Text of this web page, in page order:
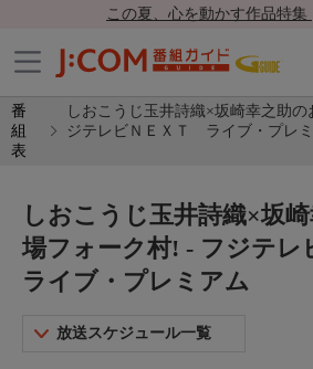
この夏、心を動かす作品特集
番
組
表
しおこうじ玉井詩織×坂崎幸之助
ジテレビＮＥＸＴ ライブ・プレ
しおこうじ玉井詩織×坂
場フォーク村! - フジテ
ライブ・プレミアム
放送スケジュール一覧